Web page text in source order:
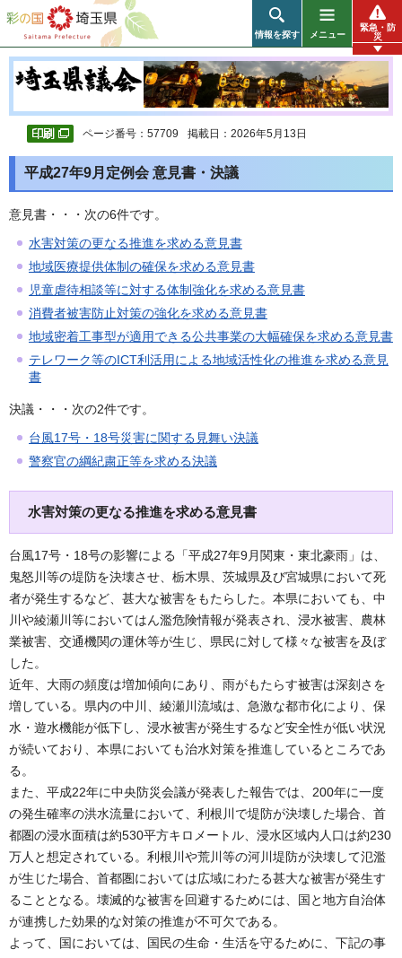
彩の国 埼玉県
情報を探す メニュー
緊急・防
災
ページ番号：57709 掲載日：2026年5月13日
平成27年9月定例会 意見書・決議
意見書・・・次の6件です。
水害対策の更なる推進を求める意見書
地域医療提供体制の確保を求める意見書
児童虐待相談等に対する体制強化を求める意見書
消費者被害防止対策の強化を求める意見書
地域密着工事型が適用できる公共事業の大幅確保を求める意見書
テレワーク等のICT利活用による地域活性化の推進を求める意見
書
決議・・・次の2件です。
台風17号・18号災害に関する見舞い決議
警察官の綱紀粛正等を求める決議
水害対策の更なる推進を求める意見書
台風17号・18号の影響による「平成27年9月関東・東北豪雨」は、
鬼怒川等の堤防を決壊させ、栃木県、茨城県及び宮城県において死
者が発生するなど、甚大な被害をもたらした。本県においても、中
川や綾瀬川等においてはん濫危険情報が発表され、浸水被害、農林
業被害、交通機関の運休等が生じ、県民に対して様々な被害を及ぼ
した。
近年、大雨の頻度は増加傾向にあり、雨がもたらす被害は深刻さを
増している。県内の中川、綾瀬川流域は、急激な都市化により、保
水・遊水機能が低下し、浸水被害が発生するなど安全性が低い状況
が続いており、本県においても治水対策を推進しているところであ
る。
また、平成22年に中央防災会議が発表した報告では、200年に一度
の発生確率の洪水流量において、利根川で堤防が決壊した場合、首
都圏の浸水面積は約530平方キロメートル、浸水区域内人口は約230
万人と想定されている。利根川や荒川等の河川堤防が決壊して氾濫
が生じた場合、首都圏においては広域にわたる甚大な被害が発生す
ることとなる。壊滅的な被害を回避するためには、国と地方自治体
が連携した効果的な対策の推進が不可欠である。
よって、国においては、国民の生命・生活を守るために、下記の事